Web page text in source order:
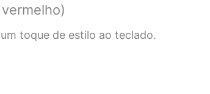
toque de estilo ao teclado.